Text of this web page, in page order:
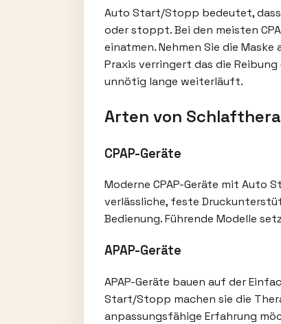
Auto Start/Stopp bedeutet,
oder stoppt. Bei den meisten
einatmen. Nehmen Sie die
Praxis verringert das die
unnötig lange weiterläuft.
Arten von
CPAP-Geräte
Moderne CPAP-Geräte mit Auto
verlässliche, feste
Bedienung. Führende Modelle
APAP-Geräte
APAP-Geräte bauen auf der
Start/Stopp machen sie die
anpassungsfähige Erfahrung